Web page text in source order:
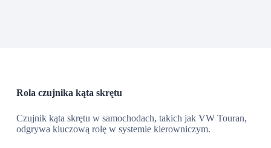
Rola czujnika kąta skrętu
Czujnik kąta skrętu w samochodach, takich jak VW Touran,
odgrywa kluczową rolę w systemie kierowniczym.